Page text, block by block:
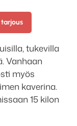
tukevilla
Vanhaan
myös
kaverina.
15 kilon